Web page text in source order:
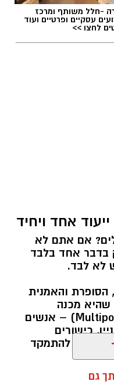
-חלל משותף ומרכז
עסקיים ופרטיים ועוד
לחצו >>
אחד ויחיד
אם אתם לא
בדבר אחד בלבד
לא לבד.
והאמנית
שהיא מכנה
"רבי־פוטנציאל" (Multipotentialites) – אנשים
כישורים
במקום להתמקד
גם